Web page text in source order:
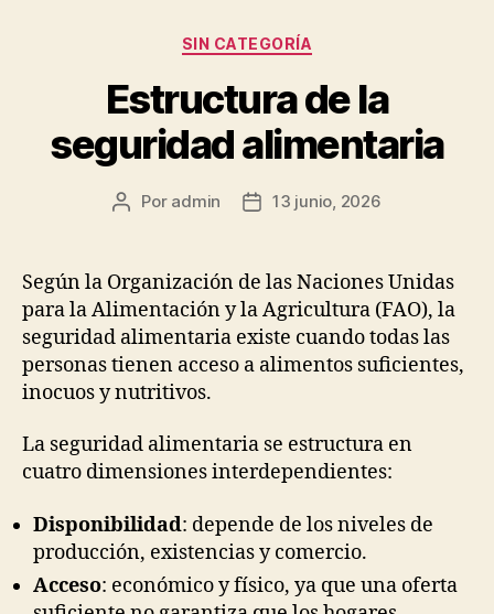
Categorías
SIN CATEGORÍA
Estructura de la
seguridad alimentaria
Autor
publicación
Por admin
Fecha
publicación
13 junio, 2026
Según la Organización de las Naciones Unidas
para la Alimentación y la Agricultura (FAO), la
seguridad alimentaria existe cuando todas las
personas tienen acceso a alimentos suficientes,
inocuos y nutritivos.
La seguridad alimentaria se estructura en
cuatro dimensiones interdependientes:
Disponibilidad: depende de los niveles de
producción, existencias y comercio.
Acceso: económico y físico, ya que una oferta